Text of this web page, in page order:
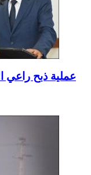
عملية ذبح راعي